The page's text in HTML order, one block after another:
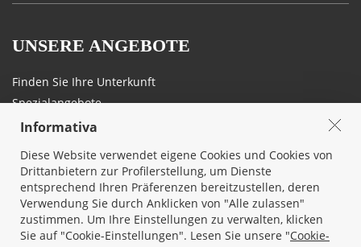
UNSERE ANGEBOTE
Finden Sie Ihre Unterkunft
Spezialangebote
THEMEN
Land und Kulinarisches
Sport, Kunst und Natur
vakantiewoning-
gardameer.nl
Über uns
Informativa
Diese Website verwendet eigene Cookies und Cookies von
Drittanbietern zur Profilerstellung, um Dienste
entsprechend Ihren Präferenzen bereitzustellen, deren
Verwendung Sie durch Anklicken von "Alle zulassen"
zustimmen. Um Ihre Einstellungen zu verwalten, klicken
Sie auf "Cookie-Einstellungen". Lesen Sie unsere "Cookie-